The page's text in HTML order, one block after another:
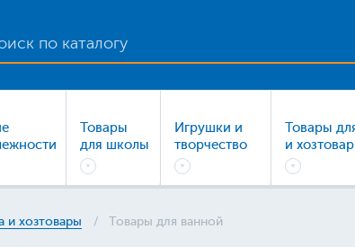
Товары
для школы
Игрушки и
творчество
Товары
и
и хозтовары Товары для ванной